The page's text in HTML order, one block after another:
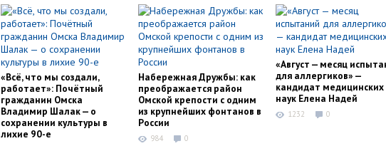
«Всё, что мы создали,
работает»: Почётный
гражданин Омска
Владимир Шалак — о
сохранении культуры в
лихие 90-е
Набережная Дружбы: как
преображается район
Омской крепости с одним
из крупнейших фонтанов в
России
984 0
«Август — месяц
для аллергиков» —
кандидат медицинских
наук Елена Надей
1232 0